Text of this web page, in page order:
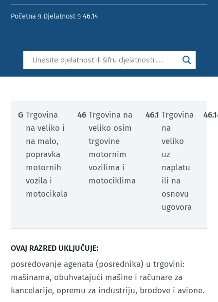
Početna 9 Djelatnost 9 46.14
G Trgovina
na veliko i
na malo,
popravka
motornih
vozila i
motocikala
46 Trgovina na
veliko osim
trgovine
motornim
vozilima i
motociklima
46.1 Trgovina
na
veliko
uz
naplatu
ili na
osnovu
ugovora
OVAJ RAZRED UKLJUČUJE:
posredovanje agenata (posrednika) u trgovini:
mašinama, obuhvatajući mašine i računare za
kancelarije, opremu za industriju, brodove i avione.